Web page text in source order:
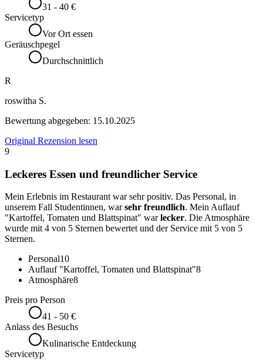
31 - 40 €
Servicetyp
Vor Ort essen
Geräuschpegel
Durchschnittlich
R
roswitha S.
Bewertung abgegeben: 15.10.2025
Original Rezension lesen
9
Leckeres Essen und freundlicher Service
Mein Erlebnis im Restaurant war sehr positiv. Das Personal, in
unserem Fall Studentinnen, warsehr freundlich. Mein Auflauf
"Kartoffel, Tomaten und Blattspinat" warlecker. Die Atmosphäre
wurde mit 4 von 5 Sternen bewertet und der Service mit 5 von 5
Sternen.
Personal10
Auflauf "Kartoffel, Tomaten und Blattspinat"8
Atmosphäre8
Preis pro Person
41 - 50 €
Anlass des Besuchs
Kulinarische Entdeckung
Servicetyp